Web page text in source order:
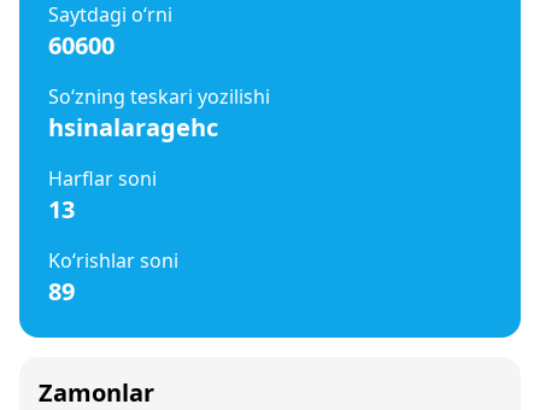
Saytdagi o‘rni
60600
So‘zning teskari yozilishi
hsinalaragehc
Harflar soni
13
Ko‘rishlar soni
89
Zamonlar